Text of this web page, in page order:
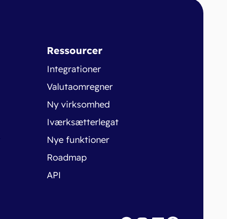
Ressourcer
Integrationer
Valutaomregner
Ny virksomhed
Iværksætterlegat
Nye funktioner
Roadmap
API